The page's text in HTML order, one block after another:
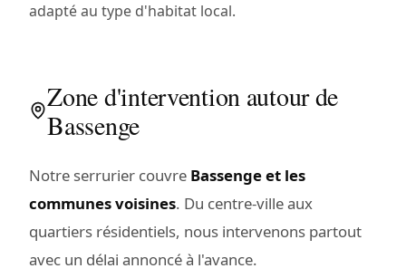
adapté au type d'habitat local.
Zone d'intervention autour de
Bassenge
Notre serrurier couvre Bassenge et les
communes voisines. Du centre-ville aux
quartiers résidentiels, nous intervenons partout
avec un délai annoncé à l'avance.